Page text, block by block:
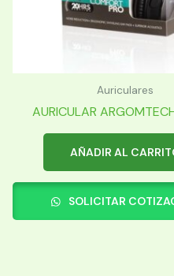
Auriculares
AURICULAR
AÑADIR AL
SOLICITAR